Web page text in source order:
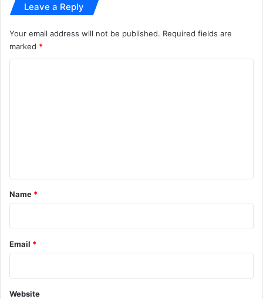
स
हा
ल
ठे
वा
ल
Leave a Reply
Your email address will not be published. Required fields are
marked *
*
Name *
Email *
Website